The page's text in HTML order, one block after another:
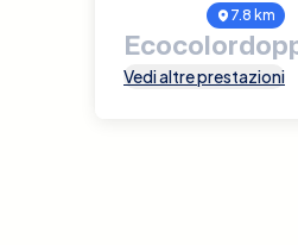
7.8 km
Vedi altre prestazioni